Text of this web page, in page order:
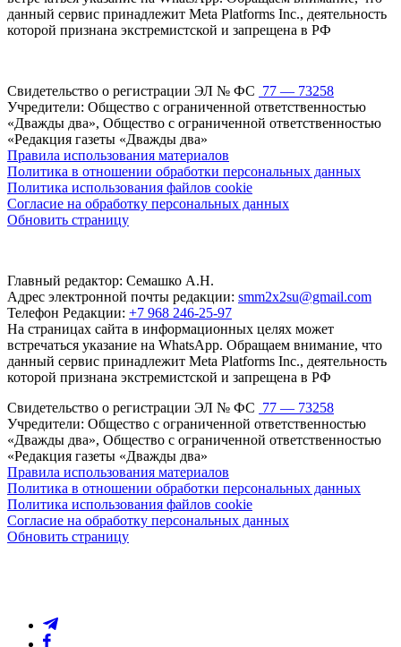
данный сервис принадлежит Meta Platforms Inc., деятельность
которой признана экстремистской и запрещена в РФ
Свидетельство о регистрации ЭЛ № ФС 77 — 73258
Учредители: Общество с ограниченной ответственностью
«Дважды два», Общество с ограниченной ответственностью
«Редакция газеты «Дважды два»
Правила использования материалов
Политика в отношении обработки персональных данных
Политика использования файлов cookie
Согласие на обработку персональных данных
Обновить страницу
Главный редактор: Семашко А.Н.
Адрес электронной почты редакции: smm2x2su@gmail.com
Телефон Редакции: +7 968 246-25-97
На страницах сайта в информационных целях может
встречаться указание на WhatsApp. Обращаем внимание, что
данный сервис принадлежит Meta Platforms Inc., деятельность
которой признана экстремистской и запрещена в РФ
Свидетельство о регистрации ЭЛ № ФС 77 — 73258
Учредители: Общество с ограниченной ответственностью
«Дважды два», Общество с ограниченной ответственностью
«Редакция газеты «Дважды два»
Правила использования материалов
Политика в отношении обработки персональных данных
Политика использования файлов cookie
Согласие на обработку персональных данных
Обновить страницу